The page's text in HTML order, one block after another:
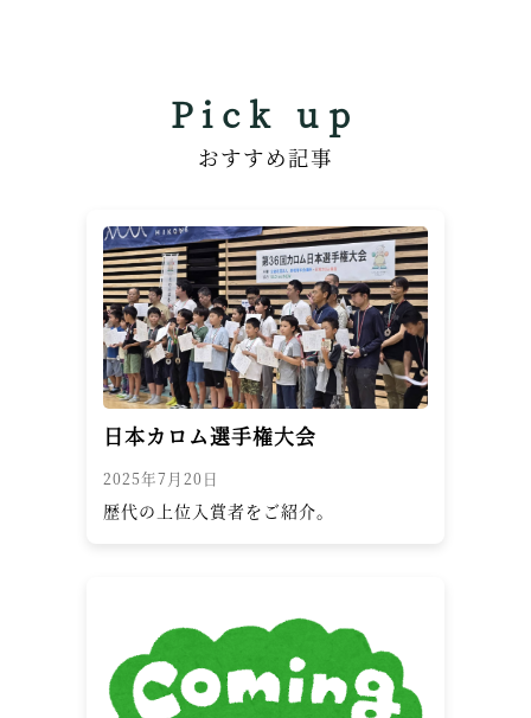
Pick up
おすすめ記事
日本カロム選手権大会
2025年7月20日
歴代の上位入賞者をご紹介。